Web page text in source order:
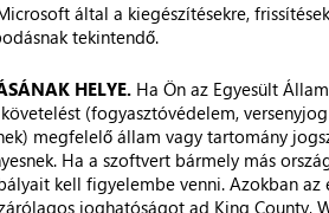
által a kiegészítésekre,
tekintendő.
HELYE. Ha Ön az Egyesült
(fogyasztóvédelem,
megfelelő állam vagy tartomány
Ha a szoftvert bármely más
kell figyelembe venni. Azokban
joghatóságot ad King County,